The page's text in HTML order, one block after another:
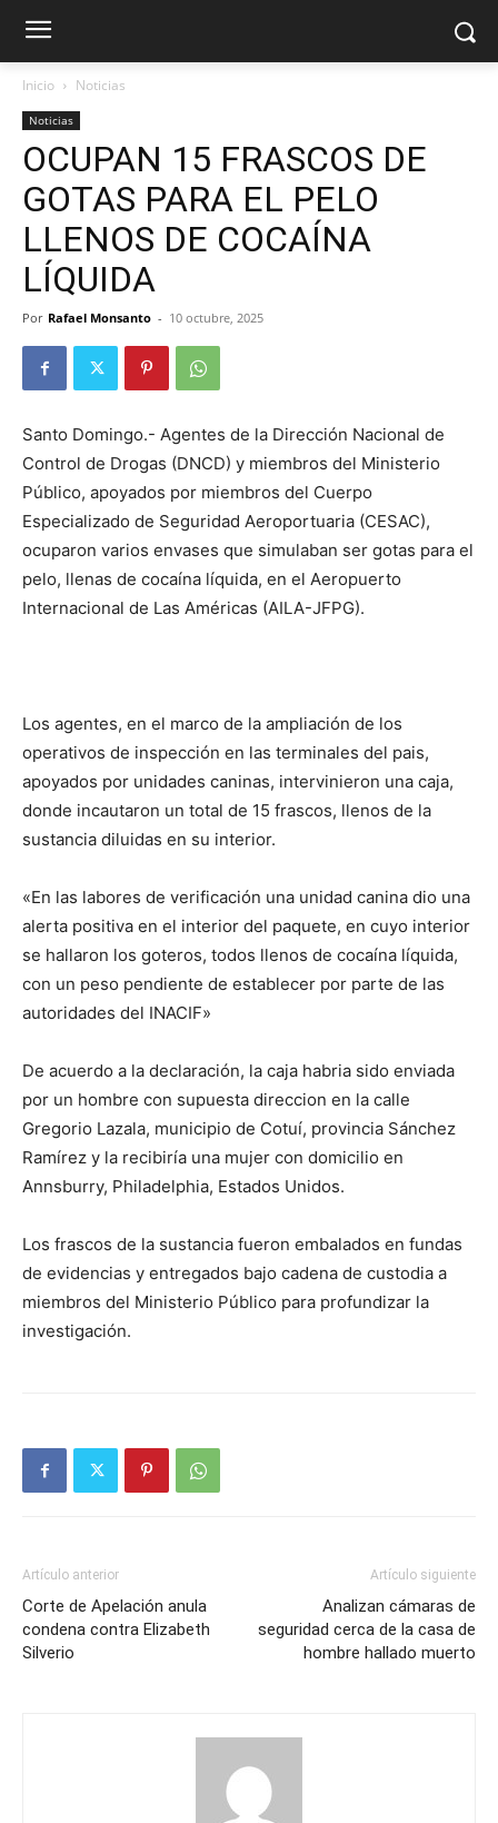
Inicio Noticias
Noticias
OCUPAN 15 FRASCOS DE
GOTAS PARA EL PELO
LLENOS DE COCAÍNA
LÍQUIDA
Por Rafael Monsanto - 10 octubre, 2025
Santo Domingo.- Agentes de la Dirección Nacional de
Control de Drogas (DNCD) y miembros del Ministerio
Público, apoyados por miembros del Cuerpo
Especializado de Seguridad Aeroportuaria (CESAC),
ocuparon varios envases que simulaban ser gotas para el
pelo, llenas de cocaína líquida, en el Aeropuerto
Internacional de Las Américas (AILA-JFPG).
Los agentes, en el marco de la ampliación de los
operativos de inspección en las terminales del pais,
apoyados por unidades caninas, intervinieron una caja,
donde incautaron un total de 15 frascos, llenos de la
sustancia diluidas en su interior.
«En las labores de verificación una unidad canina dio una
alerta positiva en el interior del paquete, en cuyo interior
se hallaron los goteros, todos llenos de cocaína líquida,
con un peso pendiente de establecer por parte de las
autoridades del INACIF»
De acuerdo a la declaración, la caja habria sido enviada
por un hombre con supuesta direccion en la calle
Gregorio Lazala, municipio de Cotuí, provincia Sánchez
Ramírez y la recibiría una mujer con domicilio en
Annsburry, Philadelphia, Estados Unidos.
Los frascos de la sustancia fueron embalados en fundas
de evidencias y entregados bajo cadena de custodia a
miembros del Ministerio Público para profundizar la
investigación.
Artículo anterior
Corte de Apelación anula
condena contra Elizabeth
Silverio
Artículo siguiente
Analizan cámaras de
seguridad cerca de la casa de
hombre hallado muerto